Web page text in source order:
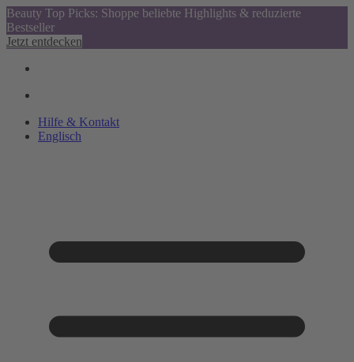
Beauty Top Picks: Shoppe beliebte Highlights & reduzierte
Bestseller
Jetzt entdecken
Hilfe & Kontakt
Englisch